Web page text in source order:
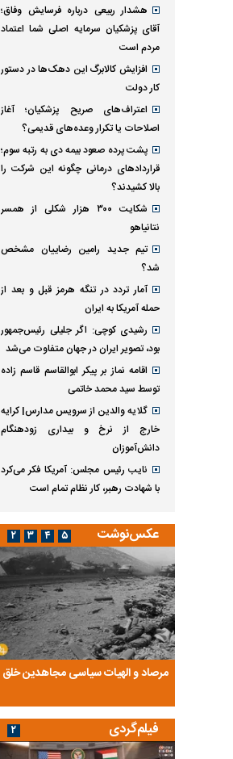
هشدار ربیعی درباره فرسایش وفاق؛
آقای پزشکیان سرمایه اصلی شما اعتماد
مردم است
افزایش کالابرگ این دهک‌ها در دستور
کار دولت
اعتراف‌های صریح پزشکیان؛ آغاز
اصلاحات یا تکرار وعده‌های قدیمی؟
پشت پرده صعود بیمه دی به رتبه سوم؛
قراردادهای درمانی چگونه این شرکت را
بالا کشیدند؟
شکایت ۳۰۰ هزار شکلی از همسر
نتانیاهو
تیم جدید رامین رضاییان مشخص
شد؟
آمار تردد در تنگه هرمز قبل و بعد از
حمله آمریکا به ایران
رشیدی کوچی: اگر جلیلی رئیس‌جمهور
بود، تصویر ایران در جهان متفاوت می‌شد
اقامه نماز بر پیکر ابوالقاسم قاسم زاده
توسط سید محمد خاتمی
گلایه والدین از سرویس مدارس| کرایه
خارج از نرخ و بیداری زودهنگام
دانش‌آموزان
نایب رئیس مجلس: آمریکا فکر می‌کرد
با شهادت رهبر، کار نظام تمام است
عکس‌نوشت
مرصاد و الهیات سیاسی مجاهدین خلق
۲ ۳ ۴ ۵
فیلم‌گردی ۲